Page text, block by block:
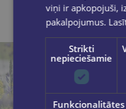
viņi ir apkopojuši,
pakalpojumus.
Strikti
nepieciešamie
Funkcionalitātes